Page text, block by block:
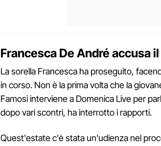
Francesca De André accusa
La sorella Francesca ha proseguito,
in corso. Non è la prima volta che la
Famosi interviene a Domenica Live per
dopo vari scontri, ha interrotto i rapporti.
Quest'estate c'è stata un'udienza nel